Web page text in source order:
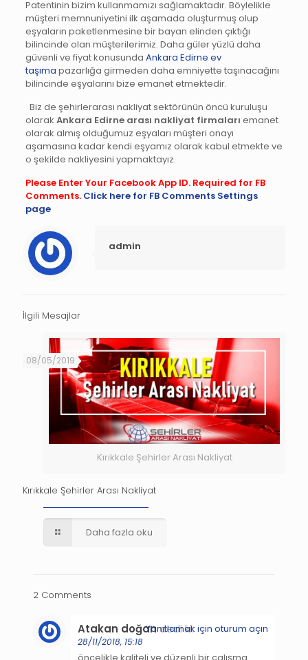
Patentinin bizim kullanmamızı sağlamaktadır. Böylelikle
müşteri memnuniyetini ilk aşamada oluşturmuş olup
eşyaların paketlenmesine bir bayan elinden çıktığı
bilincinde olan müşterilerimiz. Daha güler yüzlü daha
güvenli ve fiyat konusunda Ankara Edirne ev
taşıma pazarlığa girmeden daha emniyette taşınacağını
bilincinde eşyalarını bize emanet etmektedir.
Biz de şehirlerarası nakliyat sektörünün öncü kuruluşu
olarak Ankara Edirne arası nakliyat firmaları emanet
olarak almış olduğumuz eşyaları müşteri onayı
aşamasına kadar kendi eşyamız olarak kabul etmekte ve
o şekilde nakliyesini yapmaktayız.
Please Enter Your Facebook App ID. Required for FB
Comments. Click here for FB Comments Settings
page
admin
İlgili Mesajlar
Kırıkkale Şehirler Arası Nakliyat
08/05/2019
Kırıkkale Şehirler Arası Nakliyat
Daha fazla oku
2 Comments
Atakan doğan dedi ki:
28/11/2018, 15:18
Yanıtlamak için oturum açın